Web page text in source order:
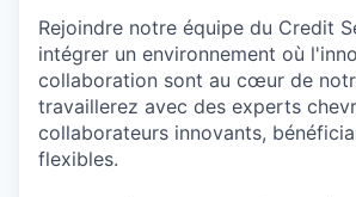
Rejoindre notre équipe du Credit
intégrer un environnement où
collaboration sont au cœur de
travaillerez avec des experts
collaborateurs innovants,
flexibles.